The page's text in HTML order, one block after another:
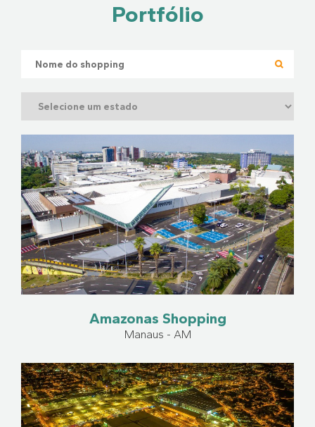
Portfólio
Amazonas Shopping
Manaus - AM